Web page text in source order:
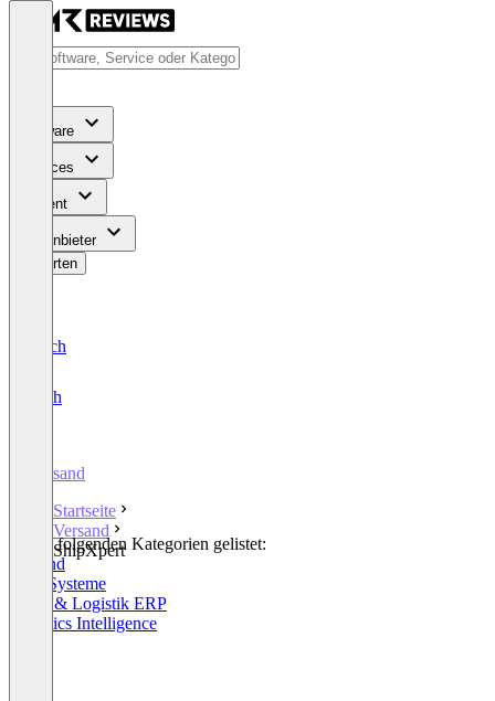
Software
Services
Content
Für Anbieter
Bewerten
Deutsch
English
Versand
Startseite
Versand
ShipXpert
In den folgenden Kategorien gelistet:
Versand
ERP-Systeme
Lager & Logistik ERP
Logistics Intelligence